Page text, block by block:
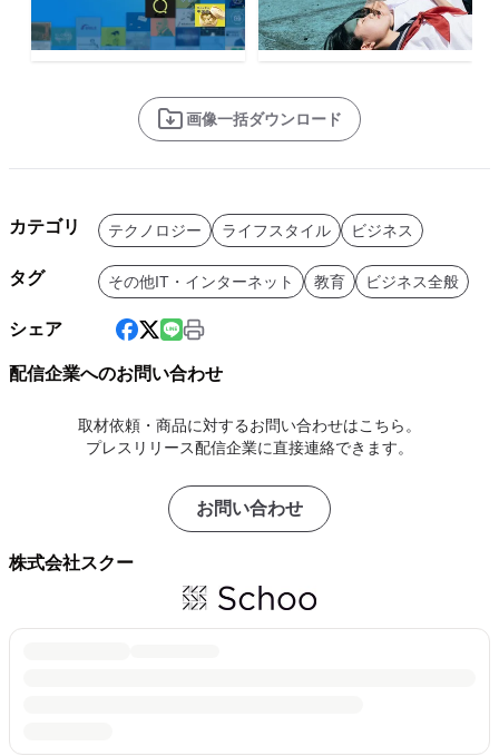
画像一括ダウンロード
カテゴリ テクノロジー ライフスタイル ビジネス
タグ その他IT・インターネット 教育 ビジネス全般
シェア
配信企業へのお問い合わせ
取材依頼・商品に対するお問い合わせはこちら。
プレスリリース配信企業に直接連絡できます。
お問い合わせ
株式会社スクー